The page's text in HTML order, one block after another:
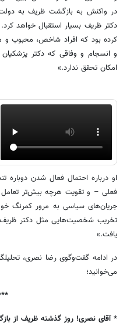
در واکنش به بازگشت ظریف به
دکتر ظریف بسیار استقبال خواهد
کرده بود که افراد شاخص، محبوب
و انسجام و وفاقی که دکتر
امکان تحقق ندارد.»
او درباره احتمال فعال شدن دوباره
فعلی – و تقویت هرچه بیش‌تر
جریان‌های سیاسی به مرور کمرنگ
تخریب شخصیت‌هایی مثل دکتر ظریف
یافت.»
در ادامه گفت‌وگوی رضا نصری،
می‌خوانید؛
* آقای نصری! روز گذشته ظریف از